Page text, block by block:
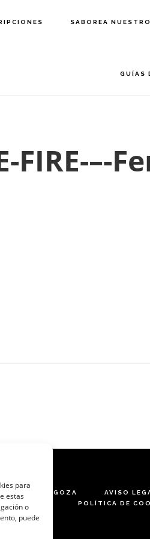
para
estas
o
puede
SABOREA
GUÍAS
FIRE-
DE ZARAGOZA AVISO
POLÍTICA DE